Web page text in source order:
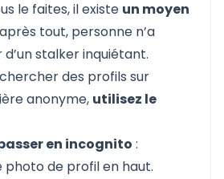
le faites, il existe un moyen
tout, personne n’a
d’un stalker inquiétant.
des profils sur
anonyme, utilisez le
en incognito :
photo de profil en haut.